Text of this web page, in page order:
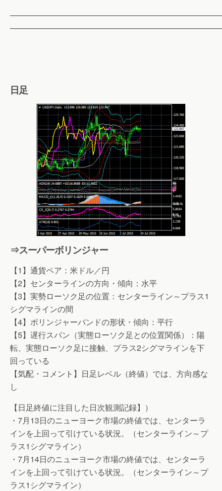
日足
⇒スーパーボリンジャー
【1】通貨ペア：米ドル／円
【2】センターラインの方向・傾向：水平
【3】実勢ローソク足の位置：センターライン～プラス1
シグマラインの間
【4】ボリンジャーバンドの形状・傾向：平行
【5】遅行スパン（実態ローソク足との位置関係）：陽
転、実態ローソク足に接触、プラス2シグマラインを下
回っている
【気配・コメント】日足レベル（終値）では、方向感な
し
【日足終値に注目した日次観測記録】）
・7月13日のニューヨーク市場の終値では、センターラ
インを上回って引けている状況。（センターライン～プ
ラス1シグマライン）
・7月14日のニューヨーク市場の終値では、センターラ
インを上回って引けている状況。（センターライン～プ
ラス1シグマライン）